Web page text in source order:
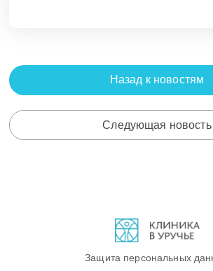
Назад к новостям
Следующая новость
Защита персональных